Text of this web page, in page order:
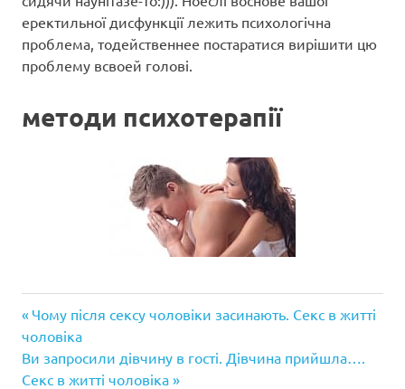
еректильної дисфункції лежить психологічна
проблема, тодейственнее постаратися вирішити цю
проблему всвоей голові.
методи психотерапії
Навігація
записів
Попередній
запис:
Чому після сексу чоловіки засинають. Секс в житті
чоловіка
Наступний
запис:
Ви запросили дівчину в гості. Дівчина прийшла….
Секс в житті чоловіка